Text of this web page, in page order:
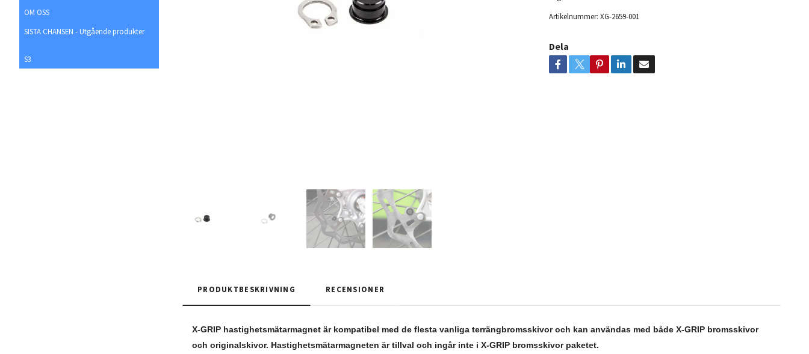
OM OSS
SISTA CHANSEN - Utgående produkter
S3
Artikelnummer: XG-2659-001
Dela
PRODUKTBESKRIVNING RECENSIONER
X-GRIP hastighetsmätarmagnet är kompatibel med de flesta vanliga terrängbromsskivor och kan användas med både X-GRIP bromsskivor
och originalskivor. Hastighetsmätarmagneten är tillval och ingår inte i X-GRIP bromsskivor paketet.